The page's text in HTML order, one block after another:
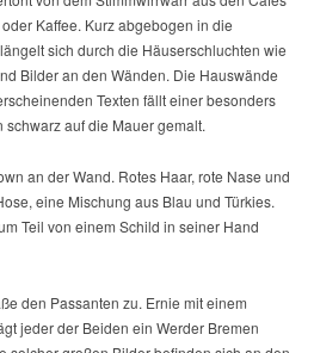
Kaffee. Kurz abgebogen in die
sich durch die Häuserschluchten wie
Bilder an den Wänden. Die Hauswände
Texten fällt einer besonders
schwarz auf die Mauer gemalt.
an der Wand. Rotes Haar, rote Nase und
eine Mischung aus Blau und Türkies.
Teil von einem Schild in seiner Hand
den Passanten zu. Ernie mit einem
jeder der Beiden ein Werder Bremen